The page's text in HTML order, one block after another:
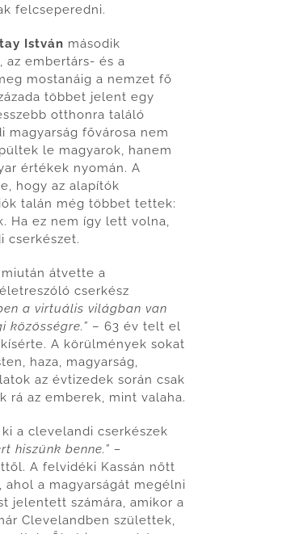
felcseperedni.
István második
az embertárs- és a
mostanáig a nemzet fő
többet jelent egy
otthonra találó
fővárosa nem
le magyarok, hanem
értékek nyomán. A
hogy az alapítók
talán még többet tettek:
Ha ez nem így lett volna,
cserkészet.
átvette a
cserkész
a virtuális világban van
közösségre.” – 63 év telt el
A körülmények sokat
haza, magyarság,
az évtizedek során csak
rá az emberek, mint valaha.
a clevelandi cserkészek
hiszünk benne.” –
A felvidéki Kassán nőtt
ahol a magyarságát megélni
jelentett számára, amikor a
Clevelandben születtek,